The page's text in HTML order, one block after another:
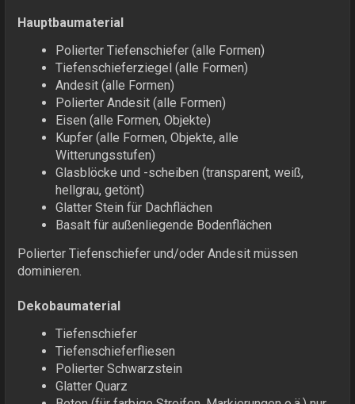
Hauptbaumaterial
Polierter Tiefenschiefer (alle Formen)
Tiefenschieferziegel (alle Formen)
Andesit (alle Formen)
Polierter Andesit (alle Formen)
Eisen (alle Formen, Objekte)
Kupfer (alle Formen, Objekte, alle
Witterungsstufen)
Glasblöcke und -scheiben (transparent, weiß,
hellgrau, getönt)
Glatter Stein für Dachflächen
Basalt für außenliegende Bodenflächen
Polierter Tiefenschiefer und/oder Andesit müssen
dominieren.
Dekobaumaterial
Tiefenschiefer
Tiefenschieferfliesen
Polierter Schwarzstein
Glatter Quarz